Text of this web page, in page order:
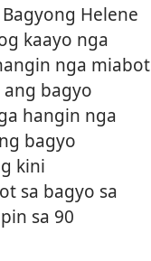
Helene
kaayo nga
nga miabot
bagyo
hangin nga
bagyo
kini
sa bagyo sa
sa 90